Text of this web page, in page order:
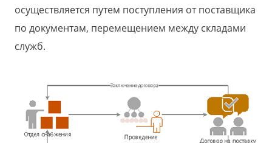
осуществляется путем поступления от поставщика
по документам, перемещением между складами
служб.